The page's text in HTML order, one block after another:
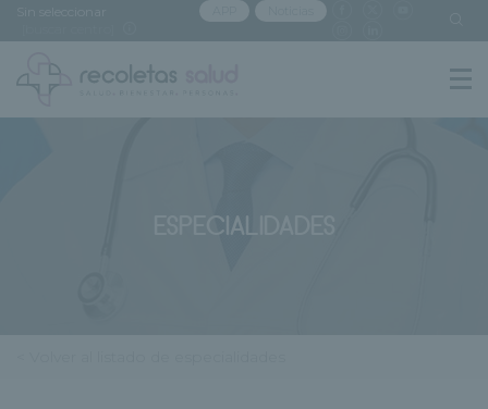
ESPECIALIDADES